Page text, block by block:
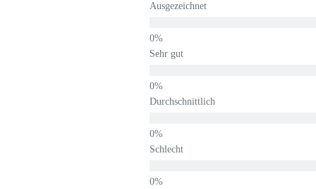
Ausgezeichnet
Sehr gut
Durchschnittlich
Schlecht